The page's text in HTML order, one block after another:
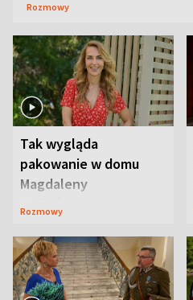
Rozmowy
Tak wygląda
pakowanie w domu
Magdaleny
Waligórskiej-Lisieckiej.
Rozmowy